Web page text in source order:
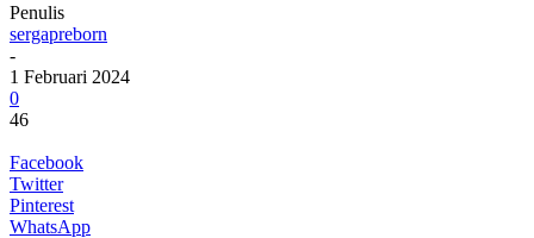
Penulis
sergapreborn
-
1 Februari 2024
0
46
Facebook
Twitter
Pinterest
WhatsApp